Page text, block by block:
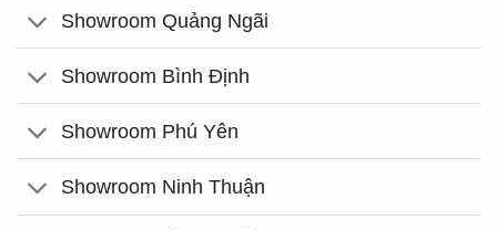
Showroom Quảng Ngãi
Showroom Bình Định
Showroom Phú Yên
Showroom Ninh Thuận